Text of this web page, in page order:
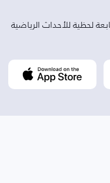
لحظية للأحداث الرياضية